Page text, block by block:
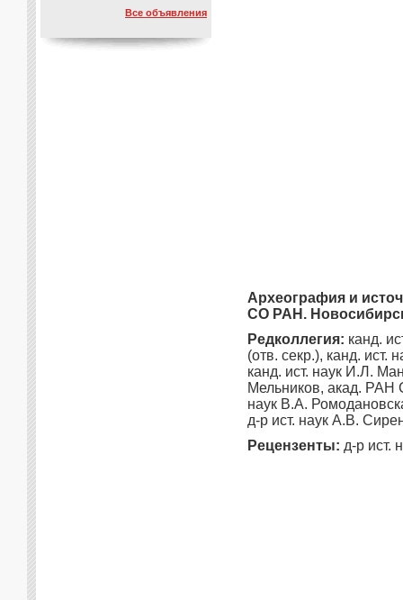
Все объявления
Археография и
СО РАН.
Редколлегия: канд.
(отв. секр.), канд. ист.
канд. ист. наук И.Л.
Мельников, акад. РАН
наук В.А.
д-р ист. наук А.В.
Рецензенты: д-р ист.